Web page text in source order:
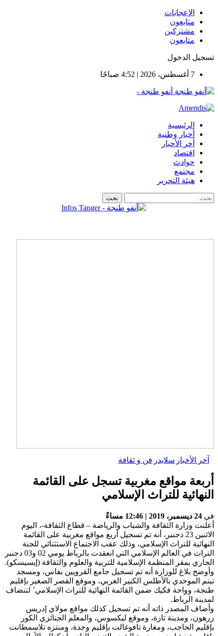
الإعجابات
متابعون
مشتركين
متابعون
تسجيل الدخول
7 أغسطس، 2026 | 4:52 صباحًا
أنفو طنجة -
الرئيسية
أخبار وطنية
أخر الأخبار
اقتصاد
حوادث
مجتمع
هيئة التحرير
آخر الأخبار سلايدر فن و ثقافة
أربعة مواقع مغربية تسجل على القائمة
النهائية للتراث الإسلامي
في 24 ديسمبر، 2019 | 12:46 مساءً
أعلنت وزارة الثقافة والشباب والرياضة – قطاع الثقافة-، اليوم
الاثنين 23 دجنبر، أنه تم تسجيل أربع مواقع مغربية على القائمة
النهائية للتراث الإسلامي، وذلك عقب الاجتماع الاستثنائي للجنة
التراث في العالم الإسلامي التي انعقدت بالرباط يومي 02 و03 دجنبر
الجاري بمقر المنظمة الإسلامية للتربية والعلوم والثقافة (إيسيسكو).
وأوضح بلاغ للوزارة أنه تم تسجيل جامع القرويين بفاس، ومسجد
تينم الموحدي بالأطلس الكبير الغربي، وموقع القصر الصغير بإقليم
طنجة، وواحة فكيك ضمن القائمة النهائية للتراث الإسلامي٬ لتنضاف
لمدينة الرباط.
وأضاف المصدر ذاته أنه تم تسجيل كذلك مواقع مولاي إدريس
زرهون، ومدينة تازة، وموقع ليكسوس، والمعلم الجنائزي الكور
بإقليم الحاجب، ومغارة تافوغالت بإقليم وجدة، ومنتزه تلاسمطانت